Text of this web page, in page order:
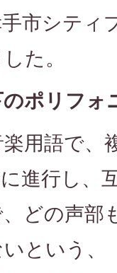
市シティ
た。
のポリフォ
用語で、
進行し、
どの声部
という、